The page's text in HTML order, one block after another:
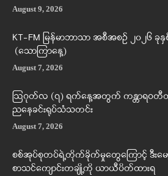
August 9, 2026
KT-FM မြန်မာဘာသာ အစီအစဉ် ၂၀၂၆
(သောကြာနေ့)
August 7, 2026
ဩဂုတ်လ (၇) ရက်နေ့အတွက် ကန္တာရဝတီတို
ညနေခင်းရုပ်သံသတင်း
August 7, 2026
စစ်အုပ်စုတပ်ရဲ့တိုက်ခိုက်မှုတွေကြောင့် ဒီးမ
စာသင်ကျောင်းတချို့ကို ယာယီပိတ်ထားရ